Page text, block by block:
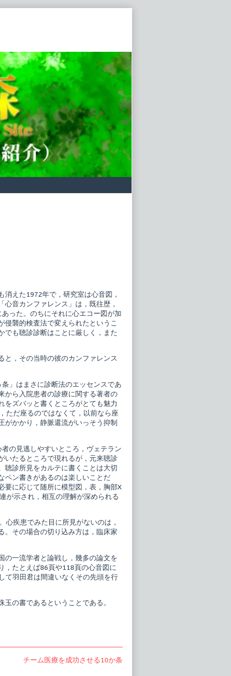
えた1972年で，研究室は心音図，
音カンファレンス」は，既往歴，
った。のちにそれに心エコー図が加
襲的検査法で変えられたというこ
でも聴診診断はことに厳しく，また
と，その当時の彼のカンファレンス
」はまさに診断法のエッセンスであ
から入院患者の診療に関する著者の
をズバッと書くところがとても魅力
ただ座るのではなくて，以前なら座
がかかり，静脈還流がいっそう抑制
の見逃しやすいところ，ヴェテラン
いたるところで現れるが，元来聴診
聴診所見をカルテに書くことは大切
ペン書きがあるのは楽しいことだ
要に応じて随所に模型図，表，胸部X
が示され，相互の理解が深められる
疾患でみた目に所見がないのは，
。その場合の切り込み方は，臨床家
の一流学者と論戦し，幾多の論文を
，たとえば86頁や118頁の心音図に
て羽田君は間違いなくその先頭を行
の書であるということである。
Next
チーム医療を成功させる10か条